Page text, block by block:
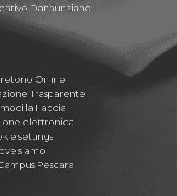
Dannunziano
Online
Trasparente
la Faccia
elettronica
settings
siamo
Pescara